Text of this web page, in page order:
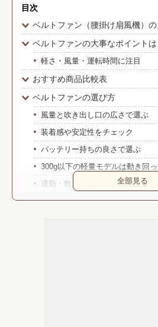
目次
ベルトファン（腰掛け扇風機）の
ベルトファンの大事なポイントは
軽さ・風量・運転時間に注目
おすすめ商品比較表
ベルトファンの選び方
風量と吹き出し口の広さで選ぶ
装着感や安定性をチェック
バッテリー持ちの良さで選ぶ
300g以下の軽量モデルは動き回
通勤・散歩・イベントなど使用
ベルトファンの値段相場
全部見る